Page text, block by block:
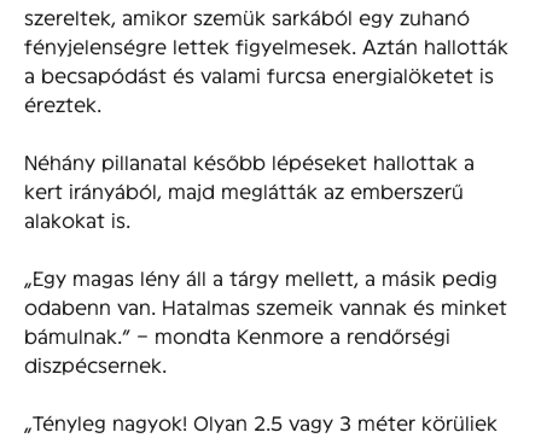
szereltek, amikor szemük sarkából egy zuhanó
fényjelenségre lettek figyelmesek. Aztán hallották
a becsapódást és valami furcsa energialöketet is
éreztek.
Néhány pillanatal később lépéseket hallottak a
kert irányából, majd meglátták az emberszerű
alakokat is.
„Egy magas lény áll a tárgy mellett, a másik pedig
odabenn van. Hatalmas szemeik vannak és minket
bámulnak.” – mondta Kenmore a rendőrségi
diszpécsernek.
„Tényleg nagyok! Olyan 2.5 vagy 3 méter körüliek